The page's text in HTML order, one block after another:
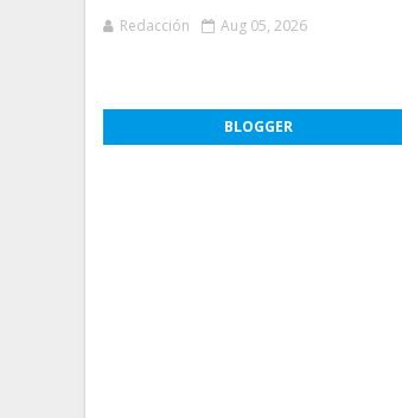
Redacción Aug 05, 2026
BLOGGER